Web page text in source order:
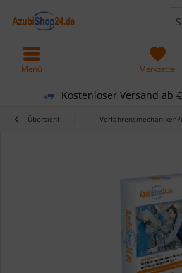
Kostenloser Versand ab
Merkzettel
Menü
Übersicht Verfahrensmechaniker